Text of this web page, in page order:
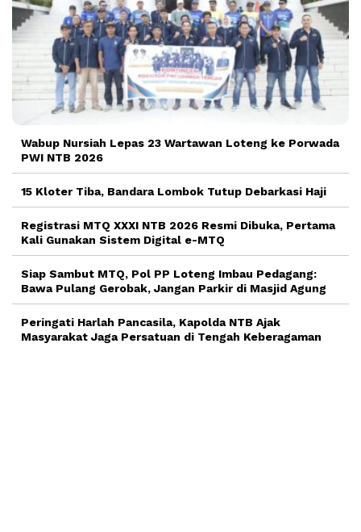
Wabup Nursiah Lepas 23 Wartawan Loteng ke Porwada
PWI NTB 2026
15 Kloter Tiba, Bandara Lombok Tutup Debarkasi Haji
Registrasi MTQ XXXI NTB 2026 Resmi Dibuka, Pertama
Kali Gunakan Sistem Digital e-MTQ
Siap Sambut MTQ, Pol PP Loteng Imbau Pedagang:
Bawa Pulang Gerobak, Jangan Parkir di Masjid Agung
Peringati Harlah Pancasila, Kapolda NTB Ajak
Masyarakat Jaga Persatuan di Tengah Keberagaman